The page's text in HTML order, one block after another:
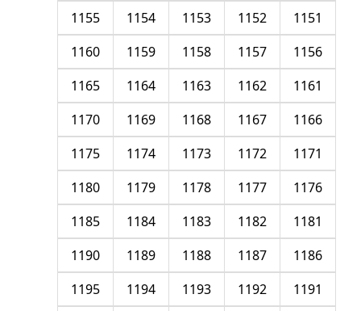
1151
1152
1153
1154
1155
1156
1157
1158
1159
1160
1161
1162
1163
1164
1165
1166
1167
1168
1169
1170
1171
1172
1173
1174
1175
1176
1177
1178
1179
1180
1181
1182
1183
1184
1185
1186
1187
1188
1189
1190
1191
1192
1193
1194
1195